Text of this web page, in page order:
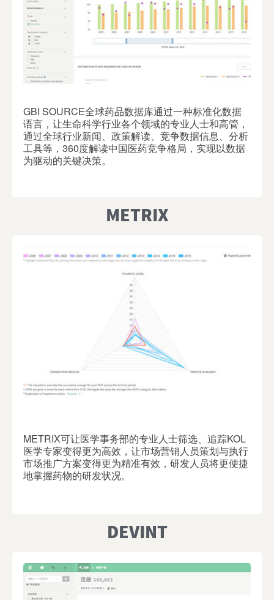
GBI SOURCE全球药品数据库通过一种标准化数据
语言，让生命科学行业各个领域的专业人士和高管，
通过全球行业新闻、政策解读、竞争数据信息、分析
工具等，360度解读中国医药竞争格局，实现以数据
为驱动的关键决策。
METRIX
METRIX可让医学事务部的专业人士筛选、追踪KOL
医学专家变得更为高效，让市场营销人员策划与执行
市场推广方案变得更为精准有效，研发人员将更便捷
地掌握药物的研发状况。
DEVINT